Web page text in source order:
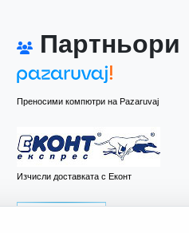
Партньори
Преносими компютри на Pazaruvaj
Изчисли доставката с Еконт